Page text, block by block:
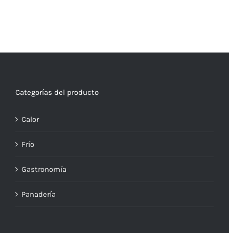
Categorías del producto
Calor
Frío
Gastronomía
Panadería